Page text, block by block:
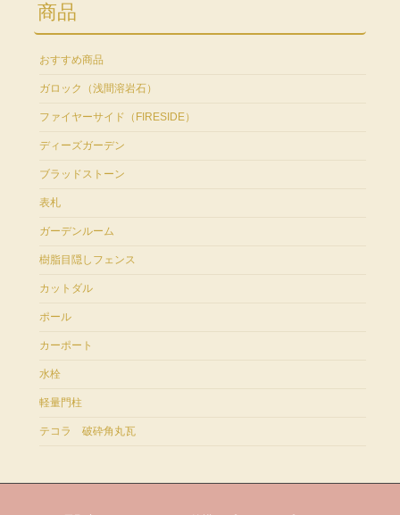
商品
おすすめ商品
ガロック（浅間溶岩石）
ファイヤーサイド（FIRESIDE）
ディーズガーデン
ブラッドストーン
表札
ガーデンルーム
樹脂目隠しフェンス
カットダル
ポール
カーポート
水栓
軽量門柱
テコラ 破砕角丸瓦